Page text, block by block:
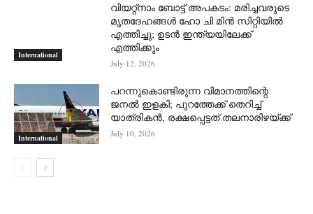
International
വിയറ്റ്നാം ബോട്ട് അപകടം: മരിച്ചവരുടെ
മൃതദേഹങ്ങൾ ഹോ ചി മിൻ സിറ്റിയിൽ
എത്തിച്ചു; ഉടൻ ഇന്ത്യയിലേക്ക്
എത്തിക്കും
July 12, 2026
International
പറന്നുകൊണ്ടിരുന്ന വിമാനത്തിന്റെ
ജനൽ ഇളകി; പുറത്തേക്ക് തെറിച്ച്
യാത്രികൻ, രക്ഷപ്പെട്ടത് തലനാരിഴയ്ക്ക്
July 10, 2026